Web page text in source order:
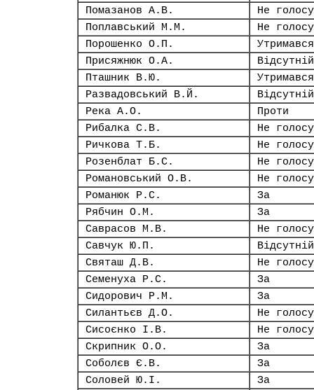
Помазанов А.В.
Не
Поплавський М.М.
Не
Порошенко О.П.
Утримався
Присяжнюк О.А.
Відсутній
Пташник В.Ю.
Утримався
Развадовський В.Й.
Відсутній
Река А.О.
Проти
Рибалка С.В.
Не
Ричкова Т.Б.
Не
Розенблат Б.С.
Не
Романовський О.В.
Не
Романюк Р.С.
За
Рябчин О.М.
За
Саврасов М.В.
Не
Савчук Ю.П.
Відсутній
Святаш Д.В.
Не
Семенуха Р.С.
За
Сидорович Р.М.
За
Силантьєв Д.О.
Не
Сисоєнко І.В.
Не
Скрипник О.О.
За
Соболєв Є.В.
За
Соловей Ю.І.
За